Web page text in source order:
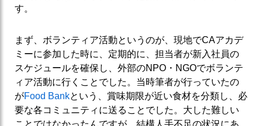
す。
まず、ボランティア活動というのが、現地でCAアカデ
ミーに参加した時に、定期的に、担当者が新入社員の
スケジュールを確保し、外部のNPO・NGOでボランテ
ィア活動に行くことでした。当時筆者が行っていたの
がFood Bankという、賞味期限が近い食材を分類し、必
要な各コミュニティに送ることでした。大した難しい
ことではなかったんですが、結構人手不足の状況にあ